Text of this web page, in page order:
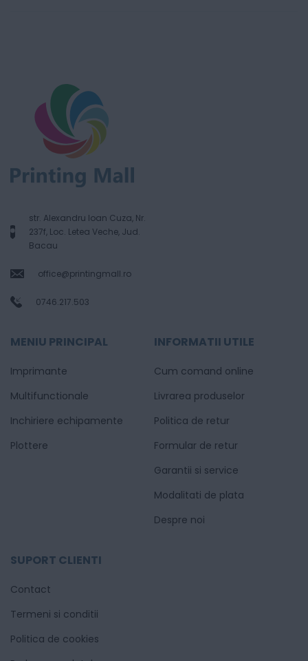
str. Alexandru Ioan Cuza, Nr.
237f, Loc. Letea Veche, Jud.
Bacau
office@printingmall.ro
0746.217.503
MENIU PRINCIPAL
Imprimante
Multifunctionale
Inchiriere echipamente
Plottere
INFORMATII UTILE
Cum comand online
Livrarea produselor
Politica de retur
Formular de retur
Garantii si service
Modalitati de plata
Despre noi
SUPORT CLIENTI
Contact
Termeni si conditii
Politica de cookies